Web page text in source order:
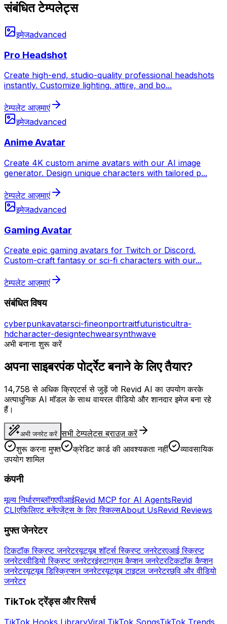
संबंधित टेम्पलेट्स
इमेजadvanced
Pro Headshot
Create high-end, studio-quality professional headshots
instantly. Customize lighting, attire, and bo...
टेम्पलेट आज़माएं
इमेजadvanced
Anime Avatar
Create 4K custom anime avatars with our AI image
generator. Design unique characters with tailored p...
टेम्पलेट आज़माएं
इमेजadvanced
Gaming Avatar
Create epic gaming avatars for Twitch or Discord.
Custom-craft fantasy or sci-fi characters with our...
टेम्पलेट आज़माएं
संबंधित विषय
cyberpunkavatarsci-fineonportraitfuturisticultra-
hdcharacter-designtechwearsynthwave
अभी बनाना शुरू करें
अपना साइबरपंक पोर्ट्रेट बनाने के लिए तैयार?
14,758 से अधिक क्रिएटर्स से जुड़ें जो Revid AI का उपयोग करके
अत्याधुनिक AI मॉडल के साथ वायरल वीडियो और शानदार इमेज बना रहे
हैं।
अभी जनरेट करें सभी टेम्पलेट्स ब्राउज़ करें
शुरू करना मुफ्त
क्रेडिट कार्ड की आवश्यकता नहीं
व्यावसायिक
उपयोग शामिल
कंपनी
मूल्य निर्धारणब्लॉगएपीआईRevid MCP for AI AgentsRevid
CLIएफिलिएट बनेंएजेंट्स के लिए स्किल्सAbout UsRevid Reviews
मुफ्त जेनरेटर
टिकटॉक स्क्रिप्ट जनरेटरयूट्यूब शॉर्ट्स स्क्रिप्ट जनरेटरएआई स्क्रिप्ट
जनरेटरवीडियो स्क्रिप्ट जनरेटरइंस्टाग्राम कैप्शन जनरेटरटिकटॉक कैप्शन
जनरेटरयूट्यूब डिस्क्रिप्शन जनरेटरयूट्यूब टाइटल जनरेटरछवि और वीडियो
जनरेटर
TikTok ट्रेंड्स और रिसर्च
TikTok Hooks LibraryViral TikTok SongsTikTok Trends